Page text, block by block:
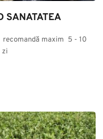
SANATATEA
maxim  5 - 10
zi